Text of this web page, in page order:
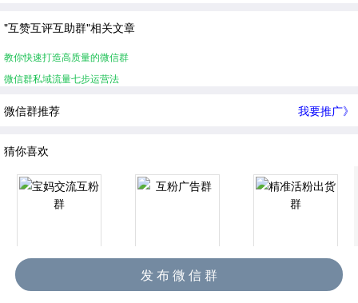
"互赞互评互助群"相关文章
教你快速打造高质量的微信群
微信群私域流量七步运营法
微信群推荐 我要推广》
猜你喜欢
宝妈交流互粉群 互粉广告群
发 布 微 信 群